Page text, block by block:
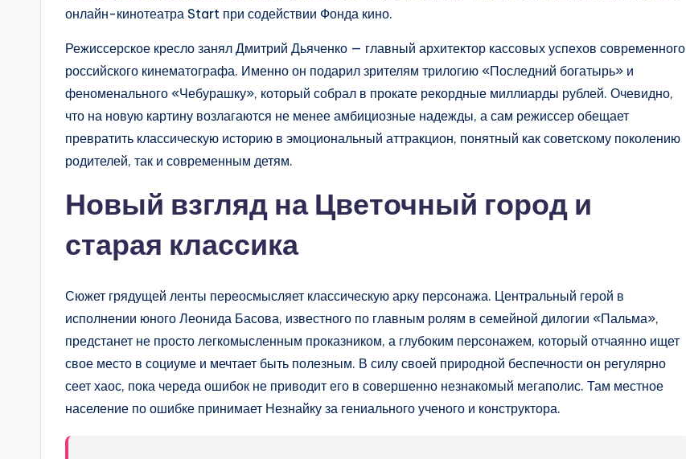
онлайн-кинотеатра Start при содействии Фонда кино.
Режиссерское кресло занял Дмитрий Дьяченко — главный архитектор кассовых успехов современного
российского кинематографа. Именно он подарил зрителям трилогию «Последний богатырь» и
феноменального «Чебурашку», который собрал в прокате рекордные миллиарды рублей. Очевидно,
что на новую картину возлагаются не менее амбициозные надежды, а сам режиссер обещает
превратить классическую историю в эмоциональный аттракцион, понятный как советскому поколению
родителей, так и современным детям.
Новый взгляд на Цветочный город и
старая классика
Сюжет грядущей ленты переосмысляет классическую арку персонажа. Центральный герой в
исполнении юного Леонида Басова, известного по главным ролям в семейной дилогии «Пальма»,
предстанет не просто легкомысленным проказником, а глубоким персонажем, который отчаянно ищет
свое место в социуме и мечтает быть полезным. В силу своей природной беспечности он регулярно
сеет хаос, пока череда ошибок не приводит его в совершенно незнакомый мегаполис. Там местное
население по ошибке принимает Незнайку за гениального ученого и конструктора.